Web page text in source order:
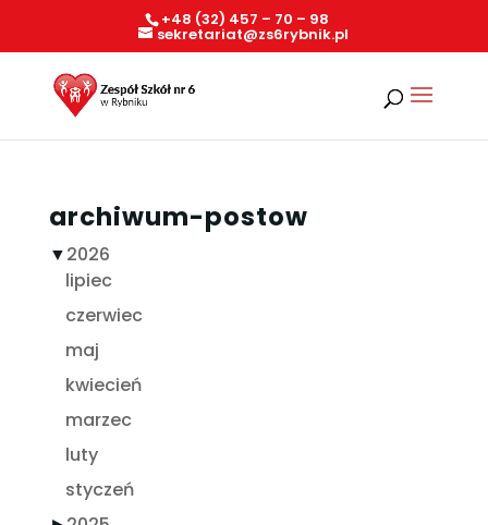
+48 (32) 457 – 70 – 98
sekretariat@zs6rybnik.pl
archiwum-postow
▼2026
lipiec
czerwiec
maj
kwiecień
marzec
luty
styczeń